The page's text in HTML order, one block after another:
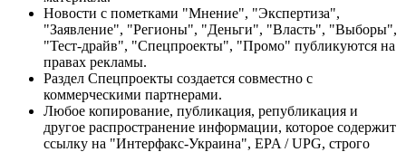
Новости с пометками "Мнение", "Экспертиза",
"Заявление", "Регионы", "Деньги", "Власть", "Выборы",
"Тест-драйв", "Спецпроекты", "Промо" публикуются на
правах рекламы.
Раздел Спецпроекты создается совместно с
коммерческими партнерами.
Любое копирование, публикация, републикация и
другое распространение информации, которое содержит
ссылку на "Интерфакс-Украина", EPA / UPG, строго